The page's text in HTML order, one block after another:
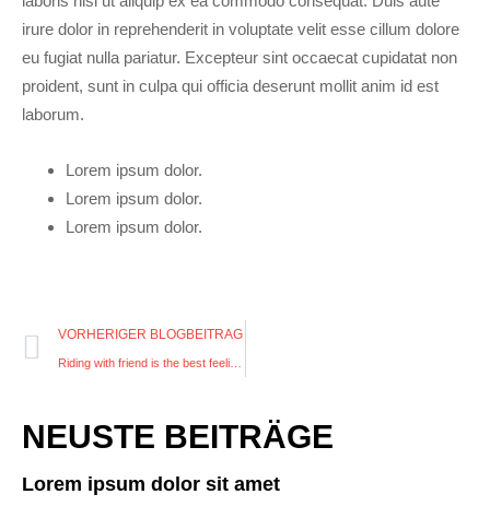
irure dolor in reprehenderit in voluptate velit esse cillum dolore
eu fugiat nulla pariatur. Excepteur sint occaecat cupidatat non
proident, sunt in culpa qui officia deserunt mollit anim id est
laborum.
Lorem ipsum dolor.
Lorem ipsum dolor.
Lorem ipsum dolor.
VORHERIGER BLOGBEITRAG
NEUSTE BEITRÄGE
Lorem ipsum dolor sit amet